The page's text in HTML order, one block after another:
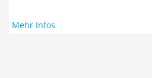
Mehr Infos